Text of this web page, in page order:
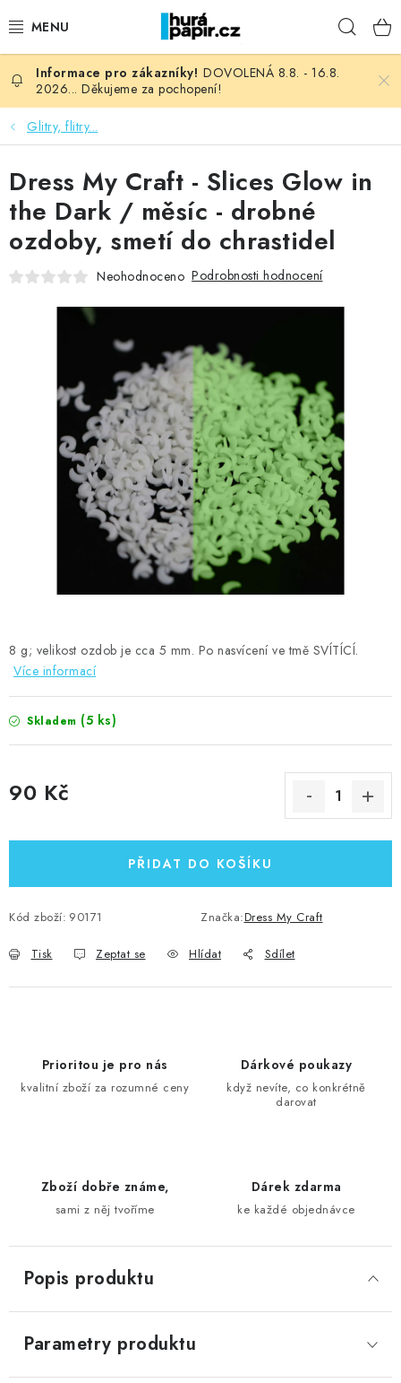
na
NOVINKY
HURÁ DÍLNA
VŠECHNO ZBOŽÍ
KNIHAŘSKÝ MATERIÁL
OBLÍBENÉ ♥️
MOJE OBJEDNÁVKA
ZNAČKY
Kontakty Moje objednávka
Oblíbené ♥️
Hodnocení obchodu
Obchodní podmínky
Podmínky ochrany osobních údajů
Ověřování recenzí
DOVOLENÁ 8.8. - 16.8.
2026... Děkujeme za pochopení!
Glitry, flitry...
8 g; velikost ozdob je cca 5 mm. Po nasvícení ve tmě SVÍTÍCÍ.
Více informací
Skladem (5 ks)
90 Kč
PŘIDAT DO KOŠÍKU
Kód zboží: 90171 Značka:Dress My Craft
Tisk Zeptat se Hlídat Sdílet
Dress My Craft - Slices Glow in
the Dark / měsíc - drobné
ozdoby, smetí do chrastidel
Neohodnoceno Podrobnosti hodnocení
Prioritou je pro nás
kvalitní zboží za rozumné ceny
Dárkové poukazy
když nevíte, co konkrétně
darovat
Zboží dobře známe,
sami z něj tvoříme
Dárek zdarma
ke každé objednávce
Popis produktu
Parametry produktu